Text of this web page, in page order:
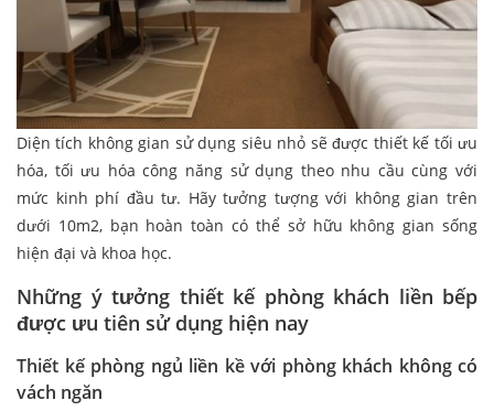
Diện tích không gian sử dụng siêu nhỏ sẽ được thiết kế tối ưu
hóa, tối ưu hóa công năng sử dụng theo nhu cầu cùng với
mức kinh phí đầu tư. Hãy tưởng tượng với không gian trên
dưới 10m2, bạn hoàn toàn có thể sở hữu không gian sống
hiện đại và khoa học.
Những ý tưởng thiết kế phòng khách liền bếp
được ưu tiên sử dụng hiện nay
Thiết kế phòng ngủ liền kề với phòng khách không có
vách ngăn